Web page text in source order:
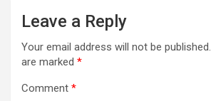
Leave a Reply
Your email address will not be published.
are marked *
Comment *